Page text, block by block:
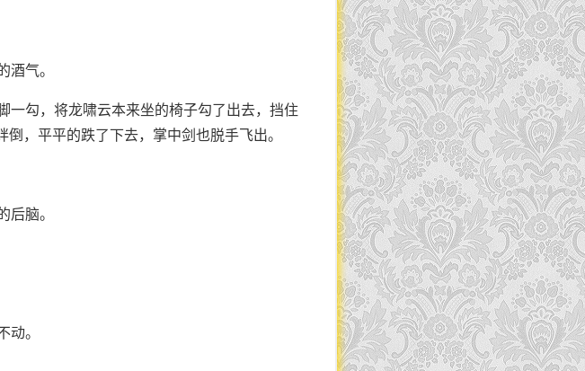
酒气。
一勾，将龙啸云本来坐的椅子勾了出去，挡住
，平平的跌了下去，掌中剑也脱手飞出。
后脑。
动。